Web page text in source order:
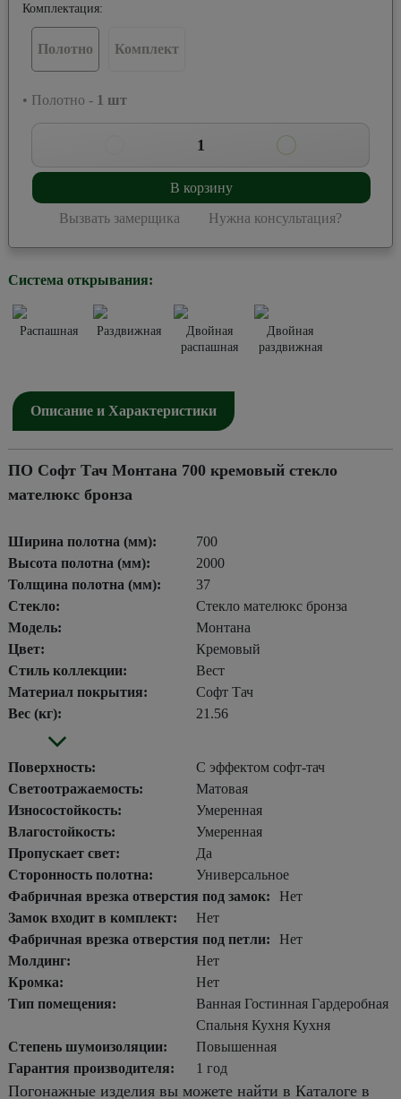
Комплектация:
Полотно Комплект
• Полотно - 1 шт
1
В корзину
Вызвать замерщика Нужна консультация?
Система открывания:
Распашная Раздвижная
Двойная
распашная
Двойная
раздвижная
Описание и Характеристики
ПО Софт Тач Монтана 700 кремовый стекло
мателюкс бронза
Ширина полотна (мм):
700
Высота полотна (мм):
2000
Толщина полотна (мм):
37
Стекло:
Стекло мателюкс бронза
Модель:
Монтана
Цвет:
Кремовый
Стиль коллекции:
Вест
Материал покрытия:
Софт Тач
Вес (кг):
21.56
Поверхность:
С эффектом софт-тач
Светоотражаемость:
Матовая
Износостойкость:
Умеренная
Влагостойкость:
Умеренная
Пропускает свет:
Да
Сторонность полотна:
Универсальное
Фабричная врезка отверстия под замок:
Нет
Замок входит в комплект:
Нет
Фабричная врезка отверстия под петли:
Нет
Молдинг:
Нет
Кромка:
Нет
Тип помещения:
Ванная Гостинная Гардеробная
Спальня Кухня Кухня
Степень шумоизоляции:
Повышенная
Гарантия производителя:
1 год
Погонажные изделия вы можете найти в Каталоге в